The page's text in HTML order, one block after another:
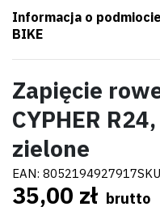
Informacja o
BIKE
Zapięcie
CYPHER
zielone
EAN: 8052194927917
35,00 zł brutto